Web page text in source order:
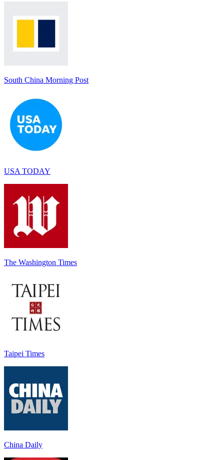
South China Morning Post
USA TODAY
The Washington Times
Taipei Times
China Daily